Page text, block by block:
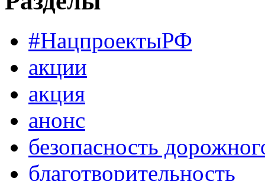
#НацпроектыРФ
акции
акция
анонс
безопасность
благотворительность